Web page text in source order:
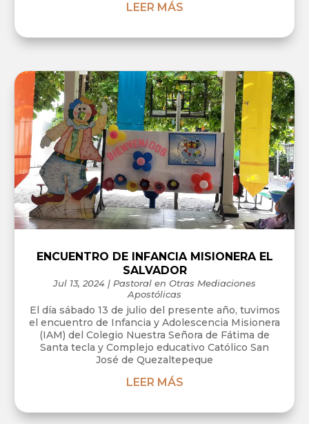
LEER MÁS
ENCUENTRO DE INFANCIA MISIONERA EL
SALVADOR
Jul 13, 2024 | Pastoral en Otras Mediaciones
Apostólicas
El día sábado 13 de julio del presente año, tuvimos
el encuentro de Infancia y Adolescencia Misionera
(IAM) del Colegio Nuestra Señora de Fátima de
Santa tecla y Complejo educativo Católico San
José de Quezaltepeque
LEER MÁS